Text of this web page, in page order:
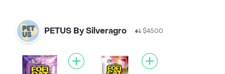
PETUS By Silveragro $4500